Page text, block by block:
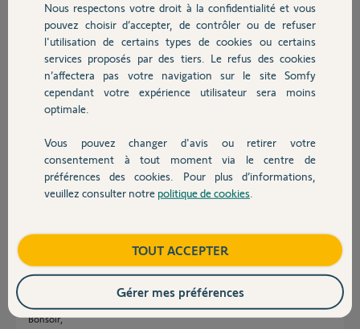
Chauffage
Autres produits
Devis avec un pro
Contact
il y a plus de 10 ans
Participer au fil de discussion
Réponses
Très étrange que votre Chronis se soit désappairée d'elle même ? essayez
d'y enregistrer à nouveau vos points de commande individuels? Si échec,
envisagez l'achat de cette horloge :
il y a plus de 10 ans
Bonsoir,
Nous respectons votre droit à la confidentialité et vous
pouvez choisir d’accepter, de contrôler ou de refuser
l'utilisation de certains types de cookies ou certains
services proposés par des tiers. Le refus des cookies
n’affectera pas votre navigation sur le site Somfy
cependant votre expérience utilisateur sera moins
optimale.
Vous pouvez changer d'avis ou retirer votre
consentement à tout moment via le centre de
préférences des cookies. Pour plus d’informations,
veuillez consulter notre politique de cookies
TOUT ACCEPTER
Gérer mes préférences